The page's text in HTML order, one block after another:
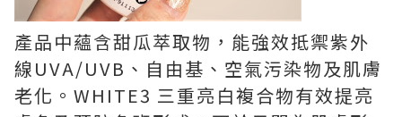
產品中蘊含甜瓜萃取物，能強效抵禦紫外
線UVA/UVB、自由基、空氣污染物及肌膚
老化。WHITE3 三重亮白複合物有效提亮